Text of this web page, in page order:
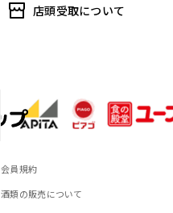
店頭受取について
会員規約
酒類の販売について